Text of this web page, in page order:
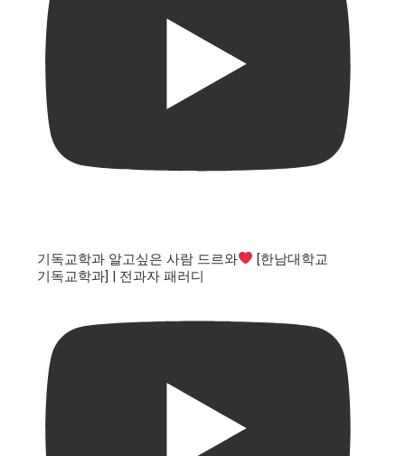
기독교학과 알고싶은 사람 드르와
[한남대학교
기독교학과] | 전과자 패러디